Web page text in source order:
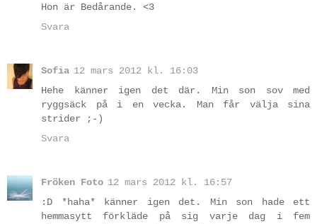
Hon är Bedårande. <3
Svara
Sofia 12 mars 2012 kl. 16:03
Hehe känner igen det där. Min son sov med
ryggsäck på i en vecka. Man får välja sina
strider ;-)
Svara
Fröken Foto 12 mars 2012 kl. 16:57
:D *haha* känner igen det. Min son hade ett
hemmasytt förkläde på sig varje dag i fem